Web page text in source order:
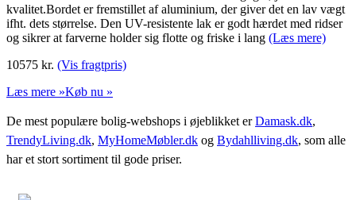
kvalitet.Bordet er fremstillet af aluminium, der giver det en lav vægt
ifht. dets størrelse. Den UV-resistente lak er godt hærdet med ridser
og sikrer at farverne holder sig flotte og friske i lang (Læs mere)
10575 kr. (Vis fragtpris)
Læs mere »Køb nu »
De mest populære bolig-webshops i øjeblikket erDamask.dk,
TrendyLiving.dk, MyHomeMøbler.dk og Bydahlliving.dk, som alle
har et stort sortiment til gode priser.